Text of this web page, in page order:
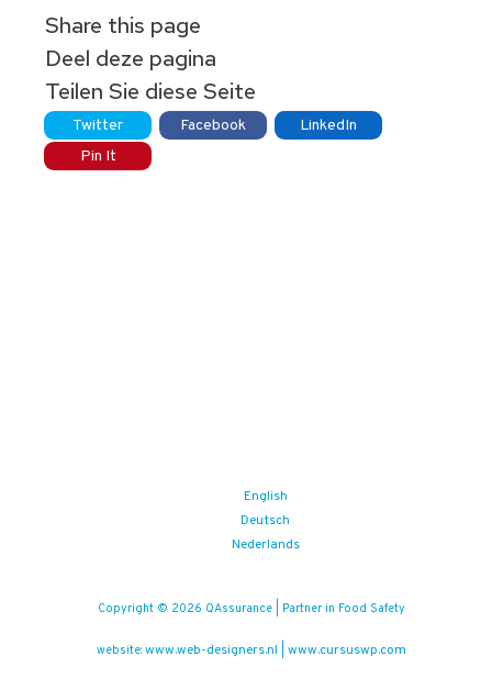
Share this page
Deel deze pagina
Teilen Sie diese Seite
Twitter Facebook
LinkedIn
Pin It
English
Deutsch
Nederlands
Copyright © 2026 QAssurance | Partner in Food Safety
website: www.web-designers.nl www.cursuswp.com